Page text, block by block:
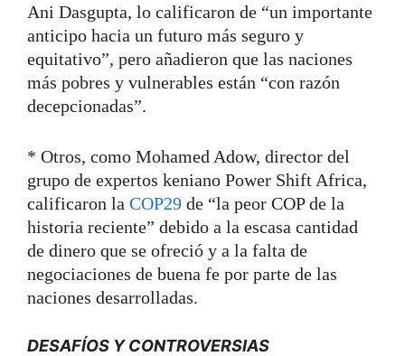
Ani Dasgupta, lo calificaron de “un importante
anticipo hacia un futuro más seguro y
equitativo”, pero añadieron que las naciones
más pobres y vulnerables están “con razón
decepcionadas”.
* Otros, como Mohamed Adow, director del
grupo de expertos keniano Power Shift Africa,
calificaron la COP29 de “la peor COP de la
historia reciente” debido a la escasa cantidad
de dinero que se ofreció y a la falta de
negociaciones de buena fe por parte de las
naciones desarrolladas.
DESAFÍOS Y CONTROVERSIAS